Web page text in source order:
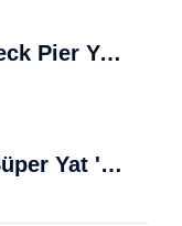
İngiltere’nin Tarihi Birnbeck Pier Yeniden Canlanıyor: 2027’DE Açılması Planlanıyor
Muğla Bodrum'da Lüks Süper Yat 'Golden Odyssey' Demirledi